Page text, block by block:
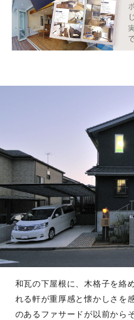
和瓦の下屋根に、木格子を絡
れる軒が重厚感と懐かしさを
のあるファサードが以前から